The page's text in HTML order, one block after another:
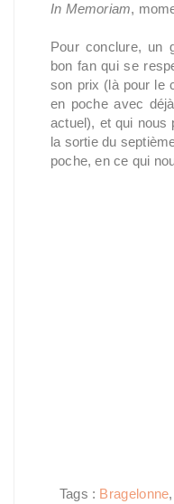
In Memoriam,
Pour conclure, un
bon fan qui se
son prix (là pour le
en poche avec
actuel), et qui nous
la sortie du
poche, en ce qui
Tags : Bragelonne,